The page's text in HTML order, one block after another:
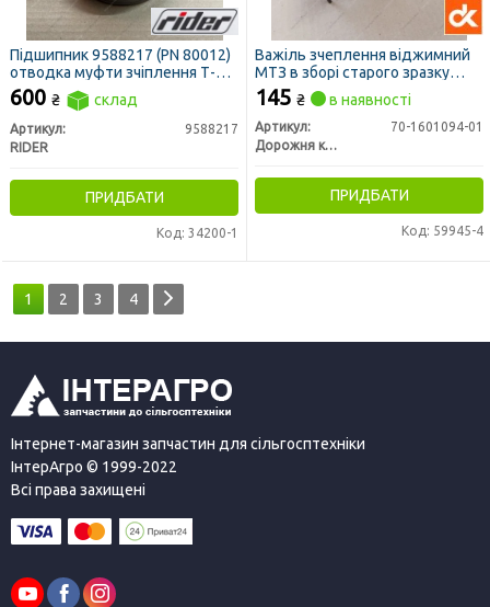
Підшипник 9588217 (PN 80012)
отводка муфти зчіплення Т-16,
ДТ-75, Т-25, Т-40 (вижимний)
(RIDER)
600 ₴ склад
Артикул:
9588217
RIDER
ПРИДБАТИ
Код: 34200-1
Важіль зчеплення віджимний
МТЗ в зборі старого зразку
(лапка) (ДК)
145 ₴ в наявності
Артикул:
70-1601094-01
Дорожня карта
ПРИДБАТИ
Код: 59945-4
1 2 3 4
Інтернет-магазин запчастин для сільгосптехніки
ІнтерАгро © 1999-2022
Всі права захищені